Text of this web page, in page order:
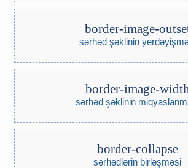
border-image-
sərhəd şəklinin
border-image-
sərhəd şəklinin
border-collapse
sərhədlərin birləşməsi